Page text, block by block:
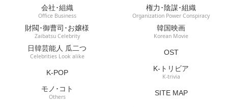
会社･組織
Office Business
権力･陰謀･組織
Organization Power Conspiracy
財閥･御曹司･お嬢様
Zaibatsu Celebrity
韓国映画
Korean Movie
日韓芸能人 瓜二つ
Celebrities Look alike OST
K-POP K-トリビア
K-trivia
モノ･コト
Others SITE MAP